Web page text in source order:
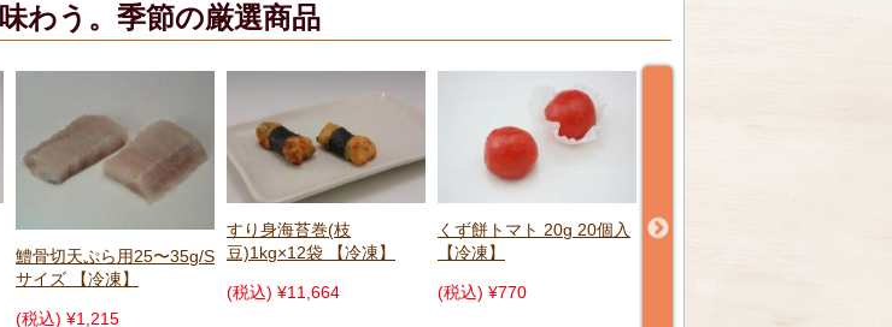
わう。季節の厳選商品
すり身海苔巻(枝
豆)1kg×12袋 【冷凍】
(税込) ¥11,664
くず餅トマト 20g 20個入
【冷凍】
(税込) ¥770
だだちゃ万頭 14個 【冷
凍】
(税込) ¥2,187